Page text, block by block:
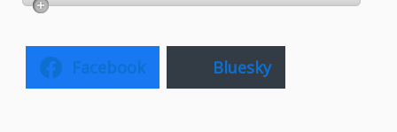
Facebook Bluesky